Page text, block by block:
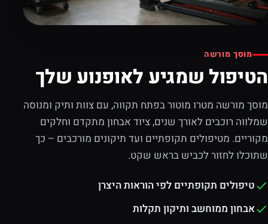
מוסך מורשה
הטיפול שמגיע לאופנוע שלך
מוסך מורשה מטרו מוטור בפתח תקווה, עם צוות ותיק ומנוסה
שמלווה רוכבים לאורך שנים, ציוד אבחון מתקדם וחלקים
מקוריים. מטיפולים תקופתיים ועד תיקונים מורכבים – כך
שתוכלו לחזור לכביש בראש שקט.
טיפולים תקופתיים לפי הוראות היצרן
אבחון ממוחשב ותיקון תקלות